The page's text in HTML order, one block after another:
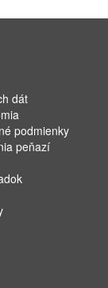
dát
podmienky
peňazí